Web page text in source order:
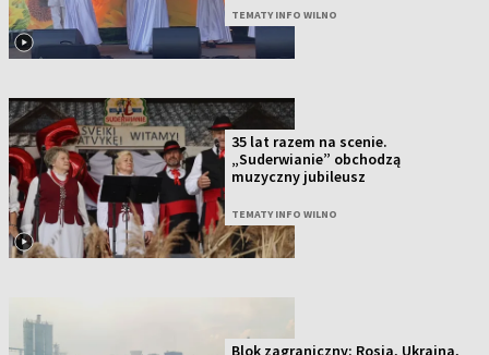
TEMATY INFO WILNO
35 lat razem na scenie.
„Suderwianie” obchodzą
muzyczny jubileusz
TEMATY INFO WILNO
Blok zagraniczny: Rosja, Ukraina,